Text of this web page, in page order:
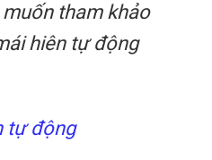
tham khảo
hiên tự động
tự động